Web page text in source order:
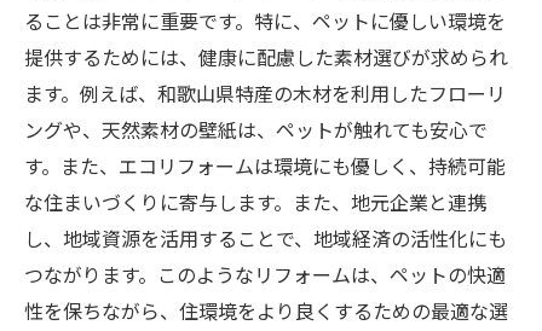
ることは非常に重要です。特に、ペットに優しい環境を
提供するためには、健康に配慮した素材選びが求められ
ます。例えば、和歌山県特産の木材を利用したフローリ
ングや、天然素材の壁紙は、ペットが触れても安心で
す。また、エコリフォームは環境にも優しく、持続可能
な住まいづくりに寄与します。また、地元企業と連携
し、地域資源を活用することで、地域経済の活性化にも
つながります。このようなリフォームは、ペットの快適
性を保ちながら、住環境をより良くするための最適な選